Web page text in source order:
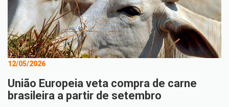
12/05/2026
União Europeia veta compra de carne
brasileira a partir de setembro